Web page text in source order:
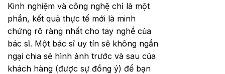
Kinh nghiệm và công nghệ chỉ là một
phần, kết quả thực tế mới là minh
chứng rõ ràng nhất cho tay nghề của
bác sĩ. Một bác sĩ uy tín sẽ không ngần
ngại chia sẻ hình ảnh trước và sau của
khách hàng (được sự đồng ý) để bạn